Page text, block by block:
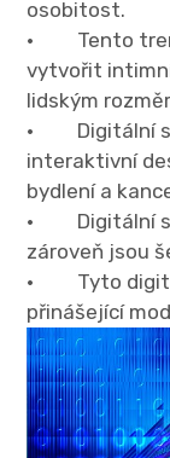
osobitost.
· Tento
vytvořit
lidským
· Digitální
interaktivní
bydlení a
· Digitální
zároveň jsou
· Tyto
přinášející